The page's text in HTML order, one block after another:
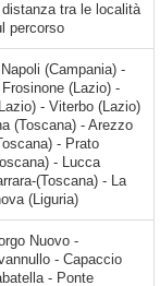
tra le località
percorso
(Campania) -
(Lazio) -
- Viterbo (Lazio)
(Toscana) - Arezzo
- Prato
- Lucca
(Toscana) - La
(Liguria)
- Fisciano - Mercato San Severino - Oscato - Casali-San Potito - Lanzara - Nocera Inferiore - Sarno - San Valentino Torio - Pagani - Striano - San Giuseppe - Palma Campania